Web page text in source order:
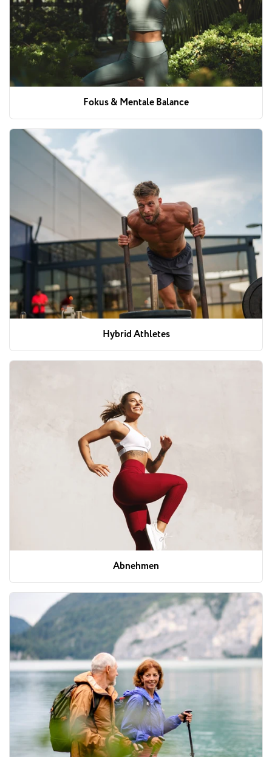
Fokus & Mentale Balance
Hybrid Athletes
Abnehmen